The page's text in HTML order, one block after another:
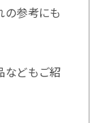
の参考にも
などもご紹